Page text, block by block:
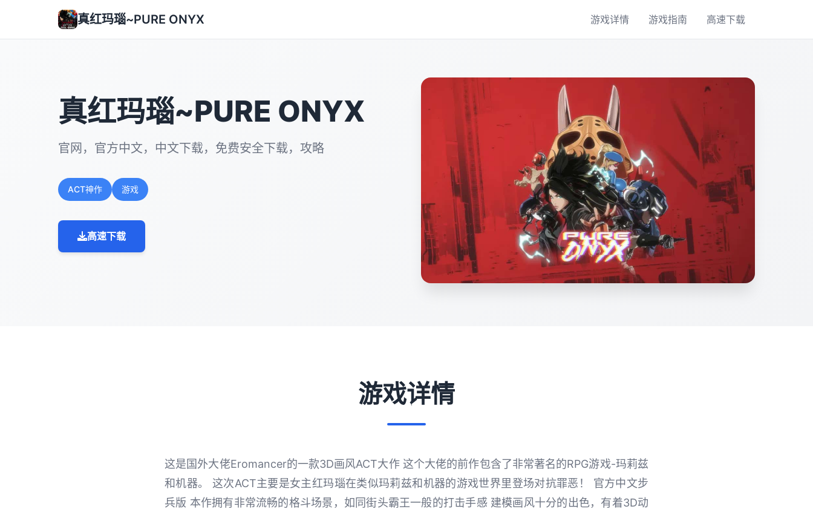
真红玛瑙~PURE ONYX 游戏详情 游戏指南 高速下载
真红玛瑙~PURE ONYX
官网，官方中文，中文下载，免费安全下载，攻略
ACT神作 游戏
高速下载
游戏详情
这是国外大佬Eromancer的一款3D画风ACT大作 这个大佬的前作包含了非常著名的RPG游戏-玛莉兹
和机器。 这次ACT主要是女主红玛瑙在类似玛莉兹和机器的游戏世界里登场对抗罪恶！ 官方中文步
兵版 本作拥有非常流畅的格斗场景，如同街头霸王一般的打击手感 建模画风十分的出色，有着3D动